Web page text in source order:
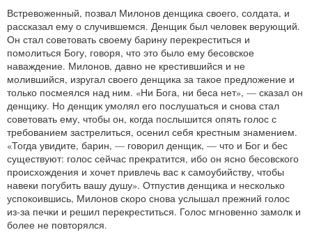
Встревоженный, позвал Милонов денщика своего, солдата, и
рассказал ему о случившемся. Денщик был человек верующий.
Он стал советовать своему барину перекреститься и
помолиться Богу, говоря, что это было ему бесовское
наваждение. Милонов, давно не крестившийся и не
молившийся, изругал своего денщика за такое предложение и
только посмеялся над ним. «Ни Бога, ни беса нет», — сказал он
денщику. Но денщик умолял его послушаться и снова стал
советовать ему, чтобы он, когда послышится опять голос с
требованием застрелиться, осенил себя крестным знамением.
«Тогда увидите, барин, — говорил денщик, — что и Бог и бес
существуют: голос сейчас прекратится, ибо он ясно бесовского
происхождения и хочет привлечь вас к самоубийству, чтобы
навеки погубить вашу душу». Отпустив денщика и несколько
успокоившись, Милонов скоро снова услышал прежний голос
из-за печки и решил перекреститься. Голос мгновенно замолк и
более не повторялся.